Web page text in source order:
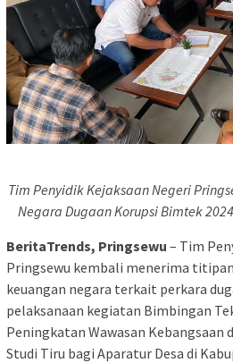
Tim Penyidik Kejaksaan Negeri
Negara Dugaan Korupsi Bimtek
BeritaTrends, Pringsewu – Tim
Pringsewu kembali menerima
keuangan negara terkait perkara
pelaksanaan kegiatan Bimbingan
Peningkatan Wawasan Kebangsaan
Studi Tiru bagi Aparatur Desa di